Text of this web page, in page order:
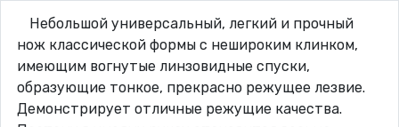
Небольшой универсальный, легкий и прочный
нож классической формы с нешироким клинком,
имеющим вогнутые линзовидные спуски,
образующие тонкое, прекрасно режущее лезвие.
Демонстрирует отличные режущие качества.